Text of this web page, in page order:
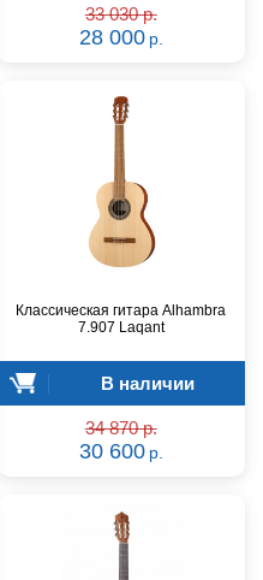
33 030 р.
28 000 р.
Классическая гитара Alhambra
7.907 Laqant
В наличии
34 870 р.
30 600 р.